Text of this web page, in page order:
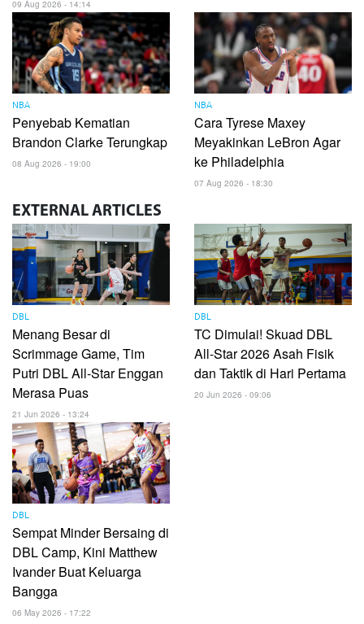
09 Aug 2026 - 14:14
NBA
Penyebab Kematian
Brandon Clarke Terungkap
08 Aug 2026 - 19:00
NBA
Cara Tyrese Maxey
Meyakinkan LeBron Agar
ke Philadelphia
07 Aug 2026 - 18:30
EXTERNAL ARTICLES
DBL
Menang Besar di
Scrimmage Game, Tim
Putri DBL All-Star Enggan
Merasa Puas
21 Jun 2026 - 13:24
DBL
TC Dimulai! Skuad DBL
All-Star 2026 Asah Fisik
dan Taktik di Hari Pertama
20 Jun 2026 - 09:06
DBL
Sempat Minder Bersaing di
DBL Camp, Kini Matthew
Ivander Buat Keluarga
Bangga
06 May 2026 - 17:22